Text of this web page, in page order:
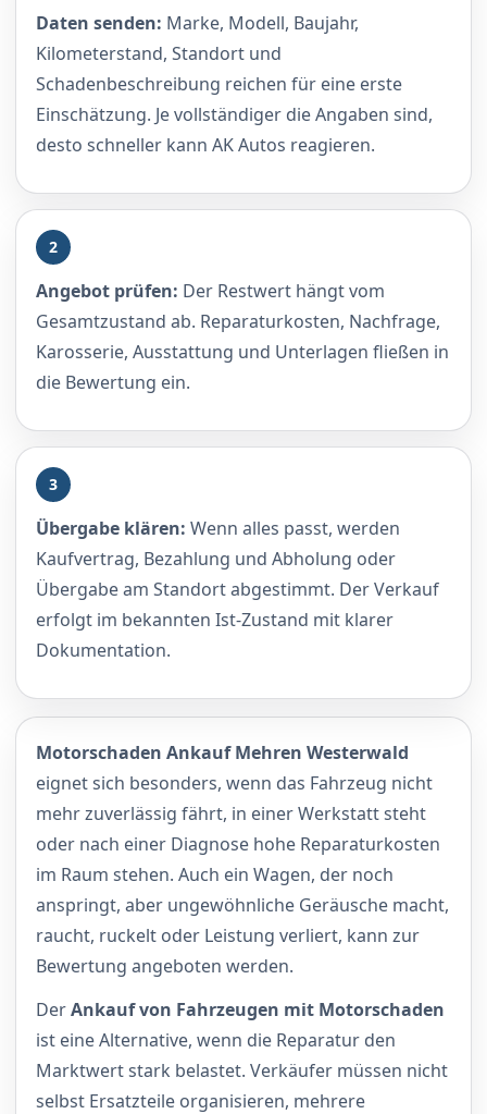
Daten senden: Marke, Modell, Baujahr,
Kilometerstand, Standort und
Schadenbeschreibung reichen für eine erste
Einschätzung. Je vollständiger die Angaben sind,
desto schneller kann AK Autos reagieren.
2
Angebot prüfen: Der Restwert hängt vom
Gesamtzustand ab. Reparaturkosten, Nachfrage,
Karosserie, Ausstattung und Unterlagen fließen in
die Bewertung ein.
3
Übergabe klären: Wenn alles passt, werden
Kaufvertrag, Bezahlung und Abholung oder
Übergabe am Standort abgestimmt. Der Verkauf
erfolgt im bekannten Ist-Zustand mit klarer
Dokumentation.
Motorschaden Ankauf Mehren Westerwald
eignet sich besonders, wenn das Fahrzeug nicht
mehr zuverlässig fährt, in einer Werkstatt steht
oder nach einer Diagnose hohe Reparaturkosten
im Raum stehen. Auch ein Wagen, der noch
anspringt, aber ungewöhnliche Geräusche macht,
raucht, ruckelt oder Leistung verliert, kann zur
Bewertung angeboten werden.
DerAnkauf von Fahrzeugen mit Motorschaden
ist eine Alternative, wenn die Reparatur den
Marktwert stark belastet. Verkäufer müssen nicht
selbst Ersatzteile organisieren, mehrere